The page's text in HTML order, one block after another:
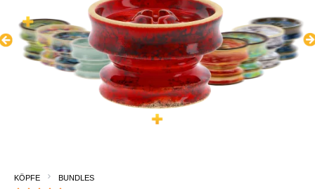
KÖPFE BUNDLES